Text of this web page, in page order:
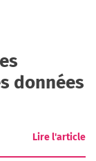
données
Lire l'article